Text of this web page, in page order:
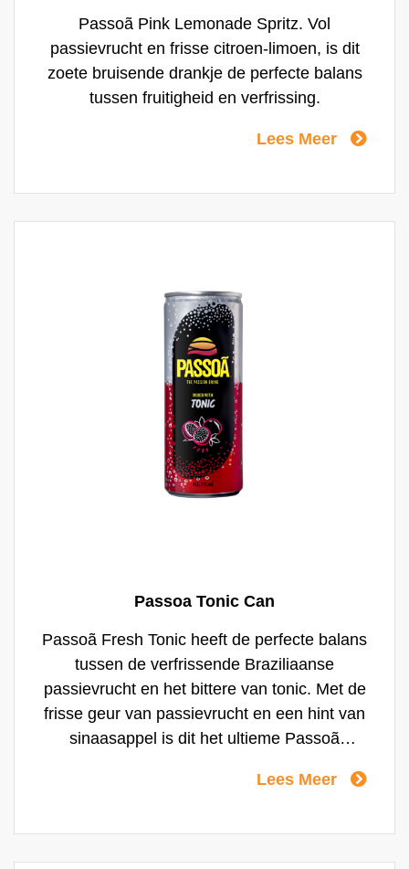
Passoã Pink Lemonade Spritz. Vol
passievrucht en frisse citroen-limoen, is dit
zoete bruisende drankje de perfecte balans
tussen fruitigheid en verfrissing.
Lees Meer
Passoa Tonic Can
Passoã Fresh Tonic heeft de perfecte balans
tussen de verfrissende Braziliaanse
passievrucht en het bittere van tonic. Met de
frisse geur van passievrucht en een hint van
sinaasappel is dit het ultieme Passoã
heerlijk ready to drink! Passoã, make it
Lees Meer